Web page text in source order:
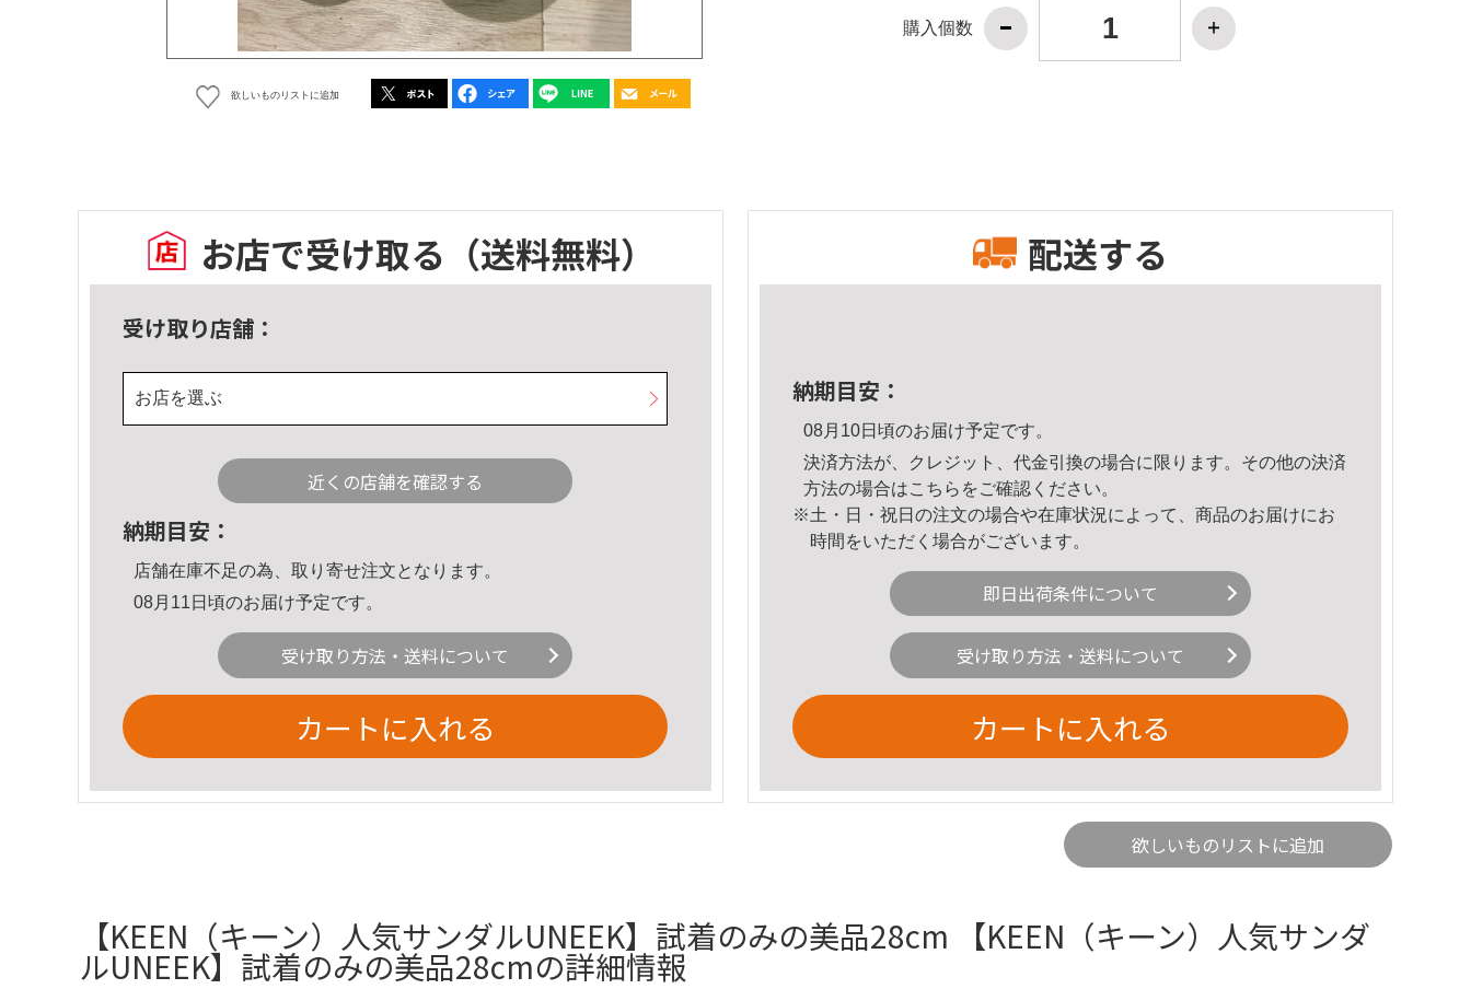
欲しいものリストに追加
購入個数
お店で受け取る （送料無料）
受け取り店舗：
お店を選ぶ
近くの店舗を確認する
納期目安：
店舗在庫不足の為、取り寄せ注文となります。
08月11日頃のお届け予定です。
受け取り方法・送料について
カートに入れる
配送する
納期目安：
08月10日頃のお届け予定です。
決済方法が、クレジット、代金引換の場合に限ります。その他の決済
方法の場合はこちら をご確認ください。
※土・日・祝日の注文の場合や在庫状況によって、商品のお届けにお
時間をいただく場合がございます。
即日出荷条件について
受け取り方法・送料について
カートに入れる
欲しいものリストに追加
【KEEN（キーン）人気サンダルUNEEK】試着のみの美品28cm 【KEEN（キーン）人気サンダ
ルUNEEK】試着のみの美品28cmの詳細情報